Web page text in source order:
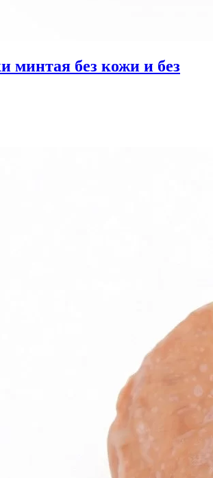
минтая без кожи и без